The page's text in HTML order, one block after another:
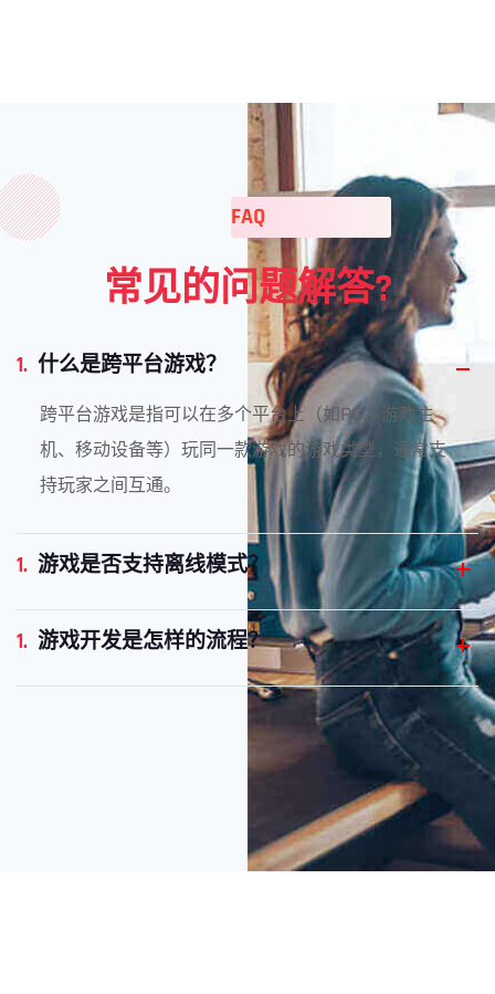
FAQ
常见的问题解答?
1. 什么是跨平台游戏？
跨平台游戏是指可以在多个平台上（如PC、游戏主
机、移动设备等）玩同一款游戏的游戏类型，通常支
持玩家之间互通。
1. 游戏是否支持离线模式？
1. 游戏开发是怎样的流程？